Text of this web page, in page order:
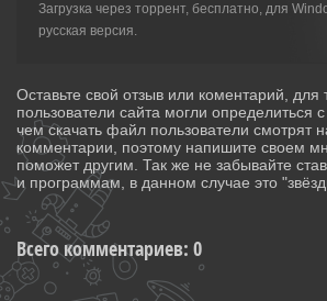
Загрузка через торрент, бесплатно, для
русская версия.
Оставьте свой отзыв или коментарий, для
пользователи сайта могли определиться
чем скачать файл пользователи смотрят
комментарии, поэтому напишите своем
поможет другим. Так же не забывайте
и программам, в данном случае это
Всего комментариев: 0